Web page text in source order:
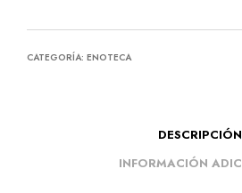
CATEGORÍA: ENOTECA
DESCRIPCIÓN
INFORMACIÓN